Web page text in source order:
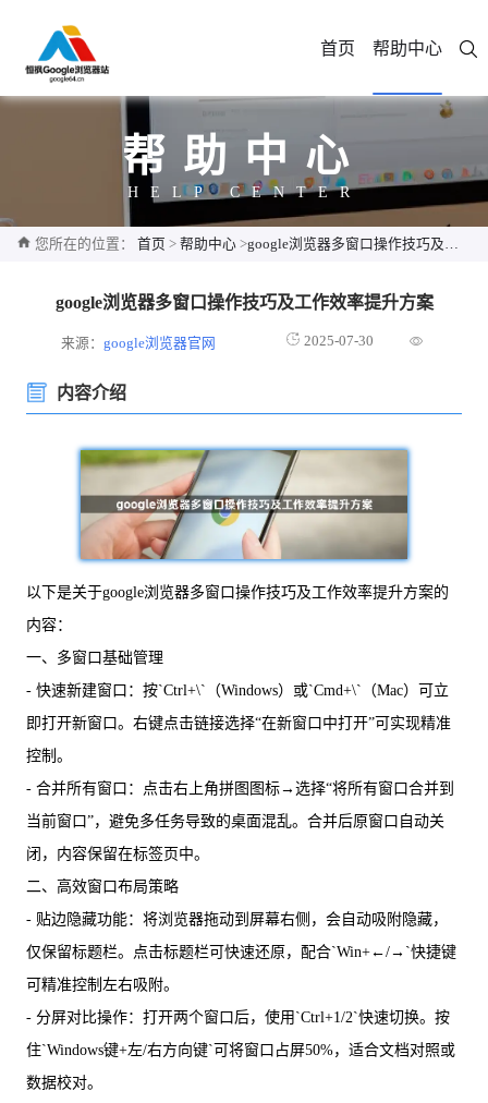
首页 帮助中心
帮助中心
HELP CENTER
您所在的位置： 首页 > 帮助中心 >google浏览器多窗口操作技巧及工作效率提升方案
google浏览器多窗口操作技巧及工作效率提升方案
来源：google浏览器官网 2025-07-30
内容介绍
以下是关于google浏览器多窗口操作技巧及工作效率提升方案的
内容：
一、多窗口基础管理
- 快速新建窗口：按`Ctrl+\`（Windows）或`Cmd+\`（Mac）可立
即打开新窗口。右键点击链接选择“在新窗口中打开”可实现精准
控制。
- 合并所有窗口：点击右上角拼图图标→选择“将所有窗口合并到
当前窗口”，避免多任务导致的桌面混乱。合并后原窗口自动关
闭，内容保留在标签页中。
二、高效窗口布局策略
- 贴边隐藏功能：将浏览器拖动到屏幕右侧，会自动吸附隐藏，
仅保留标题栏。点击标题栏可快速还原，配合`Win+←/→`快捷键
可精准控制左右吸附。
- 分屏对比操作：打开两个窗口后，使用`Ctrl+1/2`快速切换。按
住`Windows键+左/右方向键`可将窗口占屏50%，适合文档对照或
数据校对。